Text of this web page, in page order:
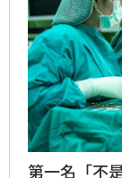
第一名「不